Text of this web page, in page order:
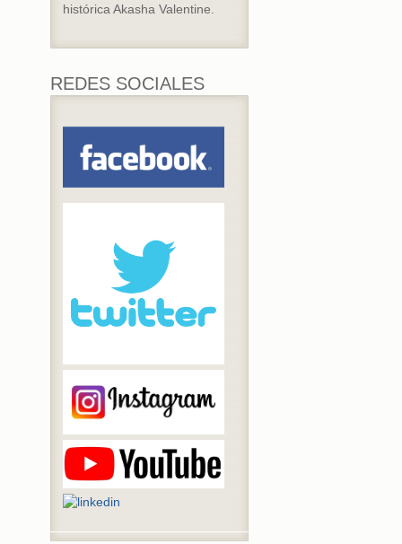
histórica Akasha Valentine.
REDES SOCIALES